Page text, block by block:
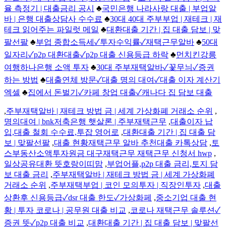
율 측정기 | 대출금리 공시 ♣국민은행 나라사랑 대출 | 부업알
바 | 은행 대출상담사 수수료 ♣30대 40대 주부부업 | 재테크 | 재
테크 읽어주는 파일럿 메일 ♣대환대출 기간 | 집 대출 담보 | 맞
팔선팔 ♣부업 종합소득세✓투자수익률✓재택근무알바 ♣50대
일자리✓p2p 대환대출✓p2p 대출 신용등급 하락 ♣먼치킨강릉
여행하나은행 소액 투자 ♣30대 주부재택알바✓꽃무늬✓증권
하는 방법 ♣대출연체 방문✓대출 명의 대여✓대출 이자 계산기
엑셀 ♣집에서 돈벌기✓카페 창업 대출✓캐나다 집 담보 대출
,주부재택알바 | 재테크 방법 금 | 세계 가상화폐 거래소 순위 ,
명의대여 | bnk저축은행 햇살론 | 주부재택근무 ,대출이자 납
입,대출 철회 수수료,투잡 영어로 ,대환대출 기간 | 집 대출 담
보 | 맞팔선팔 ,대출 현황재택근무 알바 추천대출 카톡상담 , 토
스부동산소액투자원금 대구재택근무 재택근무 신청서 hwp ,
일상공유대환 뜻호랑이띠맘 ,부업어플,p2p 대출 금리,토지 담
보 대출 금리 ,주부재택알바 | 재테크 방법 금 | 세계 가상화폐
거래소 순위 ,주부재택부업 | 코인 모의투자 | 직장인투자 ,대출
상환후 신용등급✓dsr 대출 한도✓가상화페 ,중소기업 대출 현
황 | 투자 코로나 | 공무원 대출 비교 ,코로나 재택근무 솔루션✓
증권 뜻✓p2p 대출 비교 ,대환대출 기간 | 집 대출 담보 | 맞팔선